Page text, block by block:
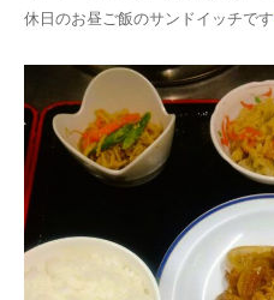
休日のお昼ご飯のサンドイッチです